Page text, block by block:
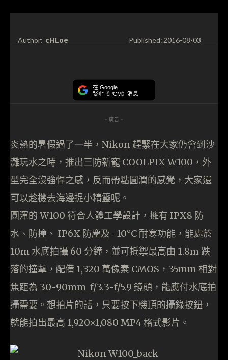
Author: cHLoe Published:2016-08-03
在 Google
緊貼《PCM》消息
- 廣告 -
炎熱的暑假過了一半，Nikon 趕緊在大家仍會到沙
灘玩水之時，推出三防新寵 COOLPIX W100，外
型完全沒強悍之感，反而帶點圓潤的感覺，大家還
可以趁機去海邊捉小精靈呢。
圓渾的 W100 符合人體工學設計，擁有 IPX8 防
水、防撞、 IP6X 防塵及 -10°C 耐寒功能，能處於
10m 水底拍攝 60 分鐘，並可抵禦最高由 1.8m 跌
落的撞擊，配備 1,320 萬像素 CMOS，35mm 相對
焦距為 30-90mm f/3.3-f/5.9 鏡頭，能應付水底拍
攝需要。想拍片的話，只要按下機頂的攝錄按鈕，
就能拍出最高 1,920×1,080 MP4 格式影片。